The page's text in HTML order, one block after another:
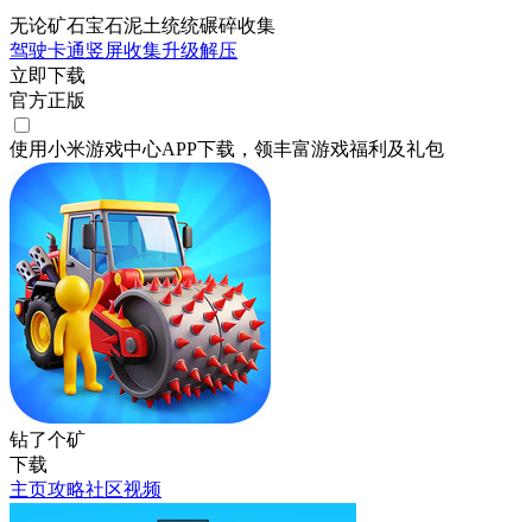
无论矿石宝石泥土统统碾碎收集
驾驶卡通竖屏收集升级解压
立即下载
官方正版
使用小米游戏中心APP下载 ，领丰富游戏福利 及礼包
钻了个矿
下载
主页攻略社区视频